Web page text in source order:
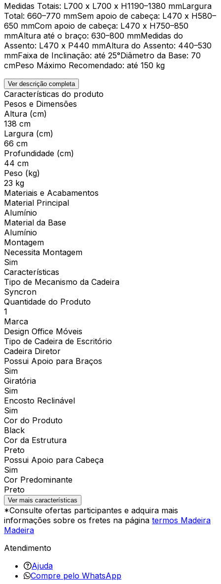
Medidas Totais: L700 x L700 x H1190–1380 mmLargura
Total: 660–770 mmSem apoio de cabeça: L470 x H580–
650 mmCom apoio de cabeça: L470 x H750–850
mmAltura até o braço: 630–800 mmMedidas do
Assento: L470 x P440 mmAltura do Assento: 440–530
mmFaixa de Inclinação: até 25°Diâmetro da Base: 70
cmPeso Máximo Recomendado: até 150 kg
Ver descrição completa
Características do produto
Pesos e Dimensões
Altura (cm)
138 cm
Largura (cm)
66 cm
Profundidade (cm)
44 cm
Peso (kg)
23 kg
Materiais e Acabamentos
Material Principal
Alumínio
Material da Base
Alumínio
Montagem
Necessita Montagem
Sim
Características
Tipo de Mecanismo da Cadeira
Syncron
Quantidade do Produto
1
Marca
Design Office Móveis
Tipo de Cadeira de Escritório
Cadeira Diretor
Possui Apoio para Braços
Sim
Giratória
Sim
Encosto Reclinável
Sim
Cor do Produto
Black
Cor da Estrutura
Preto
Possui Apoio para Cabeça
Sim
Cor Predominante
Preto
Ver mais características
*Consulte ofertas participantes e adquira mais
informações sobre os fretes na página termos Madeira
Madeira
Atendimento
Ajuda
Compre pelo WhatsApp